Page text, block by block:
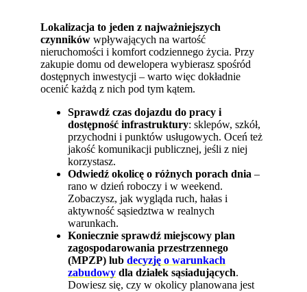
Lokalizacja to jeden z najważniejszych
czynników wpływających na wartość
nieruchomości i komfort codziennego życia. Przy
zakupie domu od dewelopera wybierasz spośród
dostępnych inwestycji – warto więc dokładnie
ocenić każdą z nich pod tym kątem.
Sprawdź czas dojazdu do pracy i
dostępność infrastruktury: sklepów, szkół,
przychodni i punktów usługowych. Oceń też
jakość komunikacji publicznej, jeśli z niej
korzystasz.
Odwiedź okolicę o różnych porach dnia –
rano w dzień roboczy i w weekend.
Zobaczysz, jak wygląda ruch, hałas i
aktywność sąsiedztwa w realnych
warunkach.
Koniecznie sprawdź miejscowy plan
zagospodarowania przestrzennego
(MPZP) lubdecyzję o warunkach
zabudowy dla działek sąsiadujących.
Dowiesz się, czy w okolicy planowana jest